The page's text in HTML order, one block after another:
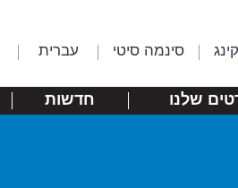
סינמה סיטי עברית
שלנו חדשות